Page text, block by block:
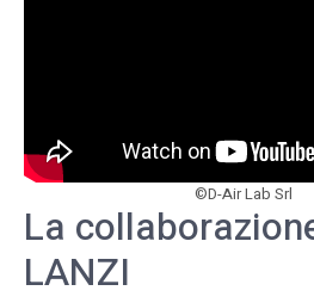
©D-Air Lab Srl
La
LANZI